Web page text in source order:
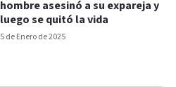
5 de Enero de 2025
hombre asesinó a su expareja y
luego se quitó la vida